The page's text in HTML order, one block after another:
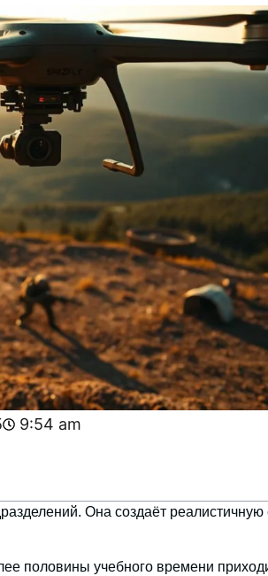
9:54 am
Она создаёт реалистичную
половины учебного времени